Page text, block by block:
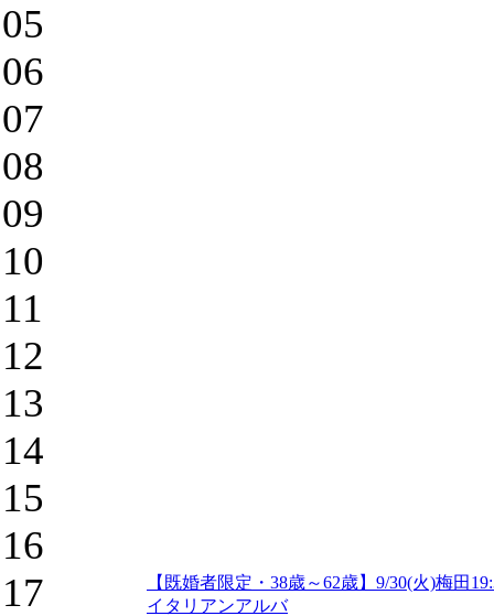
05
06
07
08
09
10
11
12
13
14
15
16
17
【既婚者限定・38歳～62歳】9/30(火)梅田
イタリアンアルバ